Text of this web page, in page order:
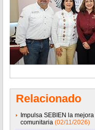
Relacionado
Impulsa SEBIEN la mejora
comunitaria (02/11/2026)